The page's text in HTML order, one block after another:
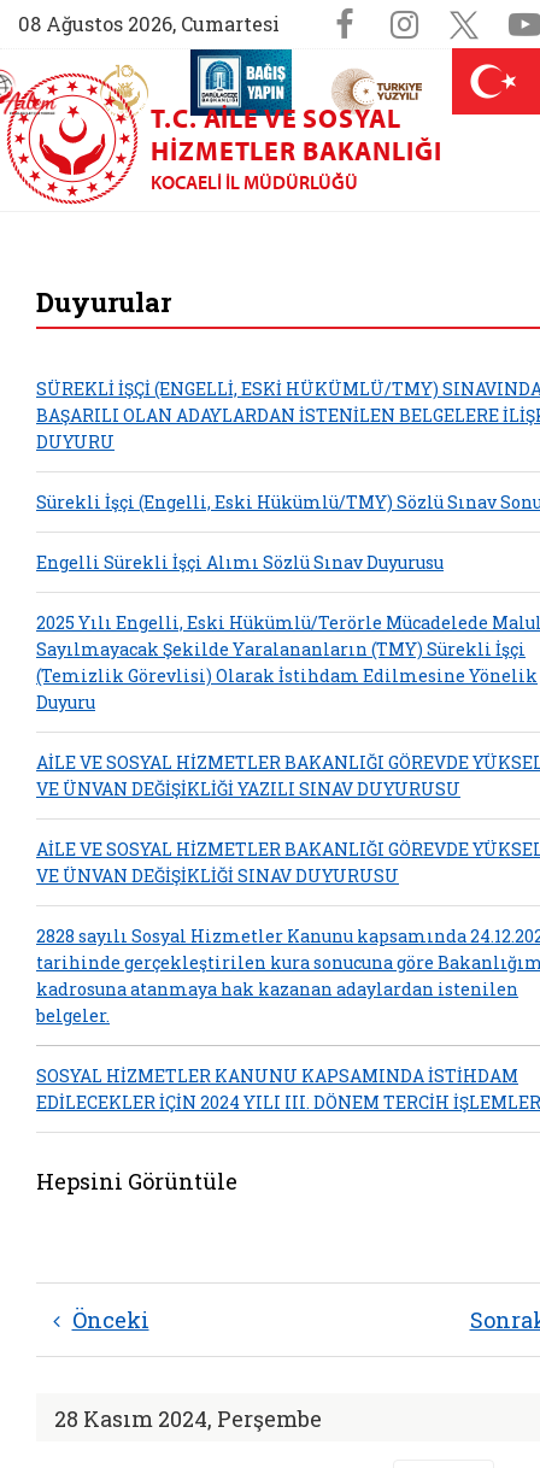
08 Ağustos 2026, Cumartesi Sosyal
Facebook X
(yeni sekmede açılır)
AİLEM İletişim Merkezi (yeni sekmede açılır)
Aile ve Nüfus On Yılı (yeni sekmede açılır)
Darülaceze bağış sayfası (yeni
T.C. AILE VE SOSYAL
HIZMETLER BAKANLIĞI
KOCAELI İL MÜDÜRLÜĞÜ
Duyurular
SÜREKLİ İŞÇİ (ENGELLİ, ESKİ HÜKÜMLÜ/TMY)
BAŞARILI OLAN ADAYLARDAN İSTENİLEN BELGELERE
DUYURU
Sürekli İşçi (Engelli, Eski Hükümlü/TMY) Sözlü Sınav
Engelli Sürekli İşçi Alımı Sözlü Sınav Duyurusu
2025 Yılı Engelli, Eski Hükümlü/Terörle Mücadelede
Sayılmayacak Şekilde Yaralananların (TMY) Sürekli İşçi
(Temizlik Görevlisi) Olarak İstihdam Edilmesine Yönelik
Duyuru
AİLE VE SOSYAL HİZMETLER BAKANLIĞI GÖREVDE
VE ÜNVAN DEĞİŞİKLİĞİ YAZILI SINAV DUYURUSU
AİLE VE SOSYAL HİZMETLER BAKANLIĞI GÖREVDE
VE ÜNVAN DEĞİŞİKLİĞİ SINAV DUYURUSU
2828 sayılı Sosyal Hizmetler Kanunu kapsamında
tarihinde gerçekleştirilen kura sonucuna göre
kadrosuna atanmaya hak kazanan adaylardan istenilen
belgeler.
SOSYAL HİZMETLER KANUNU KAPSAMINDA İSTİHDAM
EDİLECEKLER İÇİN 2024 YILI III. DÖNEM TERCİH
Hepsini Görüntüle
Önceki
28 Kasım 2024, Perşembe